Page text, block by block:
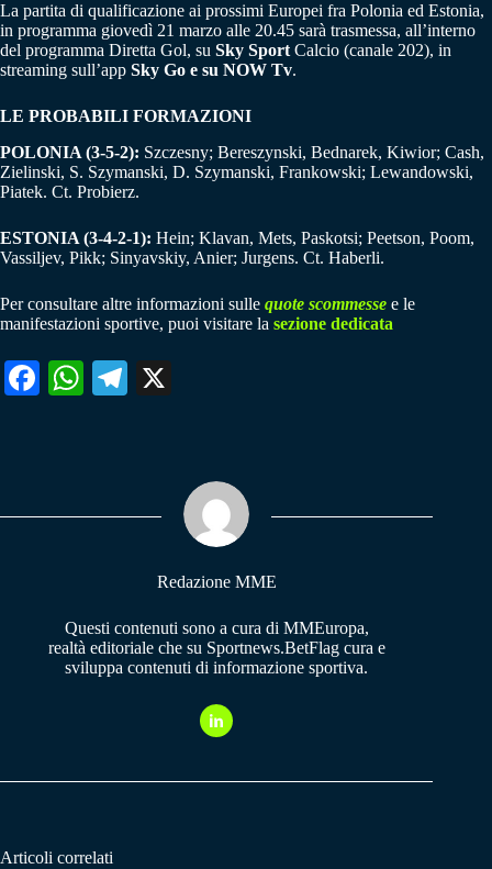
La partita di qualificazione ai prossimi Europei fra Polonia ed Estonia,
in programma giovedì 21 marzo alle 20.45 sarà trasmessa, all’interno
del programma Diretta Gol, su Sky Sport Calcio (canale 202), in
streaming sull’app Sky Go e su NOW Tv.
LE PROBABILI FORMAZIONI
POLONIA (3-5-2): Szczesny; Bereszynski, Bednarek, Kiwior; Cash,
Zielinski, S. Szymanski, D. Szymanski, Frankowski; Lewandowski,
Piatek. Ct. Probierz.
ESTONIA (3-4-2-1): Hein; Klavan, Mets, Paskotsi; Peetson, Poom,
Vassiljev, Pikk; Sinyavskiy, Anier; Jurgens. Ct. Haberli.
Per consultare altre informazioni sulle quote scommesse e le
manifestazioni sportive, puoi visitare la sezione dedicata
Fa W
pp
Te
m
Redazione MME
Questi contenuti sono a cura di MMEuropa,
realtà editoriale che su Sportnews.BetFlag cura e
sviluppa contenuti di informazione sportiva.
Articoli correlati